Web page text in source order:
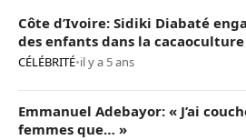
Côte d’Ivoire: Sidiki Diabaté
des enfants dans la cacaoculture
CÉLÉBRITÉ•il y a 5 ans
Emmanuel Adebayor: « J’ai
femmes que… »